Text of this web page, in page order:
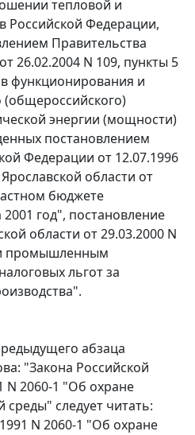
тепловой и
Российской Федерации,
Правительства
26.02.2004 N 109, пункты 5
функционирования и
(общероссийского)
энергии (мощности)
постановлением
Федерации от 12.07.1996
области от
бюджете
год", постановление
области от 29.03.2000 N
промышленным
льгот за
абзаца
"Закона Российской
N 2060-1 "Об охране
следует читать:
N 2060-1 "Об охране